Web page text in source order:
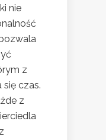
nie
z
czas.
z